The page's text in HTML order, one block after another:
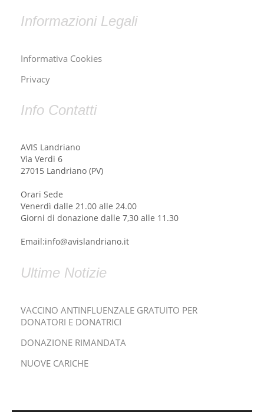
Informazioni Legali
Informativa Cookies
Privacy
Info Contatti
AVIS Landriano
Via Verdi 6
27015 Landriano (PV)
Orari Sede
Venerdì dalle 21.00 alle 24.00
Giorni di donazione dalle 7,30 alle 11.30
Email:info@avislandriano.it
Ultime Notizie
VACCINO ANTINFLUENZALE GRATUITO PER
DONATORI E DONATRICI
DONAZIONE RIMANDATA
NUOVE CARICHE